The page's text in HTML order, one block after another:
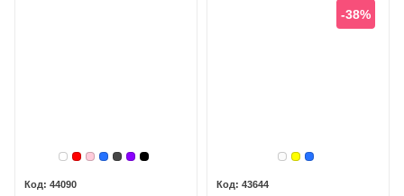
Бесцветный
Красный
Розовый
Синий
Темный
Фиолетовый
Черный
44090
Белый
Желтый
Синий
-38%
43644